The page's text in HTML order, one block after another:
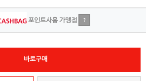
포인트사용 가맹점 ?
바로구매